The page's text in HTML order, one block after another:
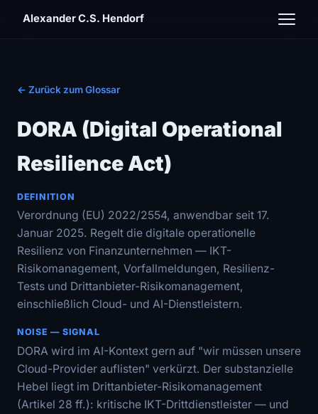
Alexander C.S. Hendorf
← Zurück zum Glossar
DORA (Digital Operational
Resilience Act)
DEFINITION
Verordnung (EU) 2022/2554, anwendbar seit 17.
Januar 2025. Regelt die digitale operationelle
Resilienz von Finanzunternehmen — IKT-
Risikomanagement, Vorfallmeldungen, Resilienz-
Tests und Drittanbieter-Risikomanagement,
einschließlich Cloud- und AI-Dienstleistern.
NOISE — SIGNAL
DORA wird im AI-Kontext gern auf "wir müssen unsere
Cloud-Provider auflisten" verkürzt. Der substanzielle
Hebel liegt im Drittanbieter-Risikomanagement
(Artikel 28 ff.): kritische IKT-Drittdienstleister — und